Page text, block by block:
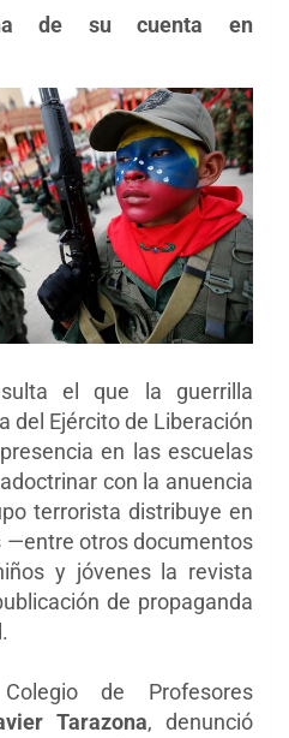
de su cuenta en
el que la guerrilla
del Ejército de Liberación
en las escuelas
con la anuencia
terrorista distribuye en
—entre otros documentos
y jóvenes la revista
de propaganda
de Profesores
Tarazona, denunció